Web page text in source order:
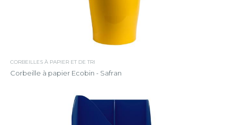
CORBEILLES À PAPIER ET DE TRI
Corbeille à papier Ecobin - Safran